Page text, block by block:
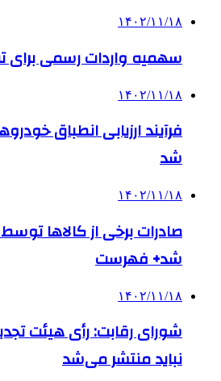
۱۴۰۲/۱۱/۱۸
سهمیه واردات رسمی برای
۱۴۰۲/۱۱/۱۸
فرآیند ارزیابی انطباق
شد
۱۴۰۲/۱۱/۱۸
صادرات برخی از کالاها
شد+ فهرست
۱۴۰۲/۱۱/۱۸
شورای رقابت: رأی هیئت
نباید منتشر می‌شد